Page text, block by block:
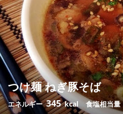
つけ麺 ねぎ豚そば
エネルギー345 kcal 食塩相当量